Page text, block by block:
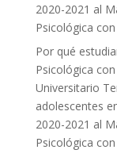
2020-2021 al
Psicológica
Por qué
Psicológica
Universitario
adolescentes
2020-2021 al
Psicológica